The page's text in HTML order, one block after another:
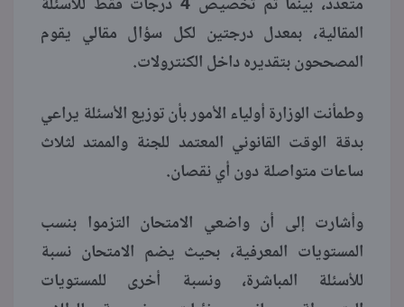
المقالية، بمعدل درجتين لكل سؤال مقالي يقوم
المصححون بتقديره داخل الكنترولات.
وطمأنت الوزارة أولياء الأمور بأن توزيع الأسئلة يراعي
بدقة الوقت القانوني المعتمد للجنة والممتد لثلاث
ساعات متواصلة دون أي نقصان.
وأشارت إلى أن واضعي الامتحان التزموا بنسب
المستويات المعرفية، بحيث يضم الامتحان نسبة
للأسئلة المباشرة، ونسبة أخرى للمستويات